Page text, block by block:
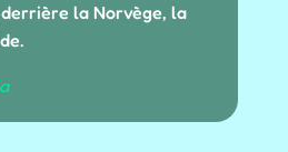
la Norvège, la